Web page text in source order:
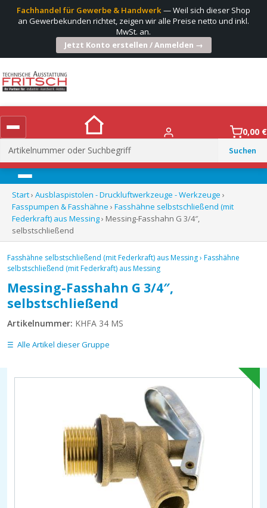
Fachhandel für Gewerbe & Handwerk— Weil sich dieser Shop
an Gewerbekunden richtet, zeigen wir alle Preise netto und inkl.
MwSt. an.
Jetzt Konto erstellen / Anmelden →
Suchen
nach:
0,00 €
Menü
Start› Ausblaspistolen - Druckluftwerkzeuge - Werkzeuge ›
Fasspumpen & Fasshähne › Fasshähne selbstschließend (mit
Federkraft) aus Messing› Messing-Fasshahn G 3/4″,
selbstschließend
Fasshähne selbstschließend (mit Federkraft) aus Messing› Fasshähne
selbstschließend (mit Federkraft) aus Messing
Messing-Fasshahn G 3/4″,
selbstschließend
Artikelnummer: KHFA 34 MS
Alle Artikel dieser Gruppe